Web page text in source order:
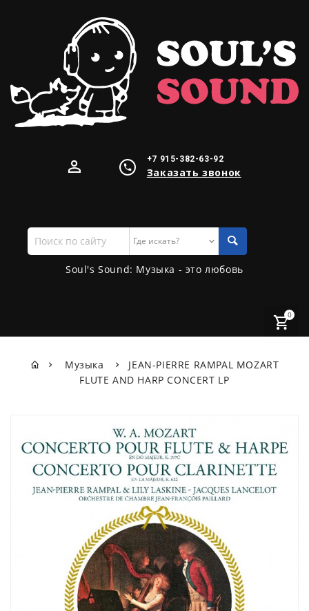
+7 915-382-63-92
Заказать звонок
Поиск
по
сайту
Soul's Sound: Музыка - это любовь
0
Музыка
JEAN-PIERRE RAMPAL MOZART
FLUTE AND HARP CONCERT LP